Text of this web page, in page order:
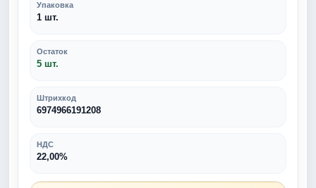
Упаковка
1 шт.
Остаток
5 шт.
Штрихкод
6974966191208
НДС
22,00%